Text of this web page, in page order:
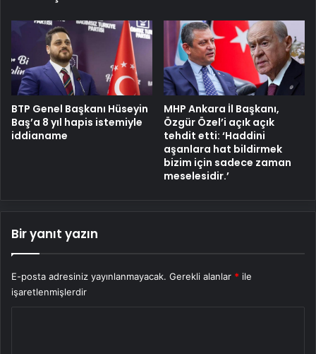
BTP Genel Başkanı Hüseyin
Baş’a 8 yıl hapis istemiyle
iddianame
MHP Ankara İl Başkanı,
Özgür Özel’i açık açık
tehdit etti: ‘Haddini
aşanlara hat bildirmek
bizim için sadece zaman
meselesidir.’
Bir yanıt yazın
E-posta adresiniz yayınlanmayacak. Gerekli alanlar * ile
işaretlenmişlerdir